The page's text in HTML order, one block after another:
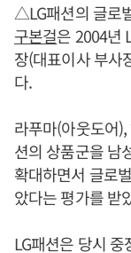
△LG패션의 글로
구본걸은 2004년
장(대표이사 부사
다.
라푸마(아웃도어
션의 상품군을 남
확대하면서 글로
았다는 평가를 받
LG패션은 당시